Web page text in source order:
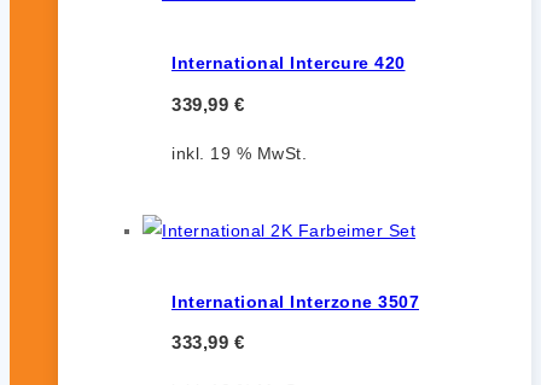
International Intercure 420
339,99 €
inkl. 19 % MwSt.
International Interzone 3507
333,99 €